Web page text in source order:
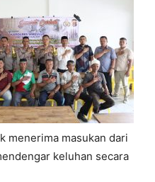
menerima masukan dari
keluhan secara